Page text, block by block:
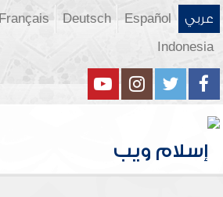
عربي Español
Deutsch
Français
Indonesia